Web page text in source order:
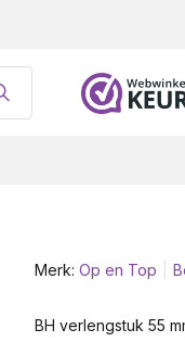
cup M)!
Merk: Op en Top
BH verlengstuk 55